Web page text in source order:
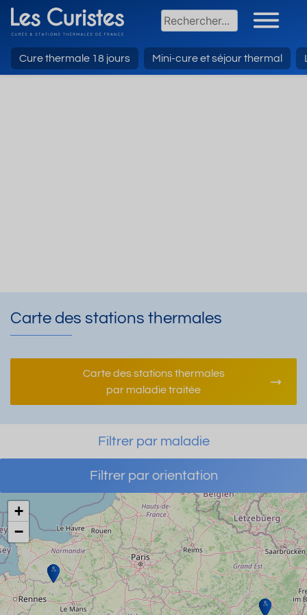
Cure thermale 18 jours Mini-cure et séjour thermal
Carte des stations thermales
Carte des stations thermales
par maladie traitée
Filtrer par maladie
Filtrer par orientation
+
−